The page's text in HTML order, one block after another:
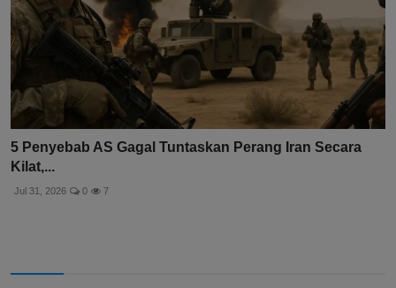
5 Penyebab AS Gagal Tuntaskan Perang Iran Secara
Kilat,...
Jul 31, 2026 0 7